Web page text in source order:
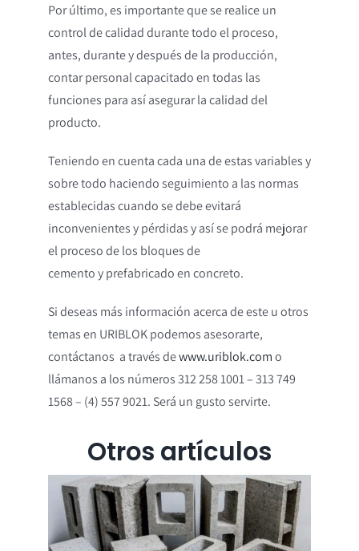
Por último, es importante que se realice un
control de calidad durante todo el proceso,
antes, durante y después de la producción,
contar personal capacitado en todas las
funciones para así asegurar la calidad del
producto.
Teniendo en cuenta cada una de estas variables y
sobre todo haciendo seguimiento a las normas
establecidas cuando se debe evitará
inconvenientes y pérdidas y así se podrá mejorar
el proceso de los bloques de
cemento y prefabricado en concreto.
Si deseas más información acerca de este u otros
temas en URIBLOK podemos asesorarte,
contáctanos a través dewww.uriblok.como
llámanos a los números 312 258 1001 – 313 749
1568 – (4) 557 9021. Será un gusto servirte.
Otros artículos